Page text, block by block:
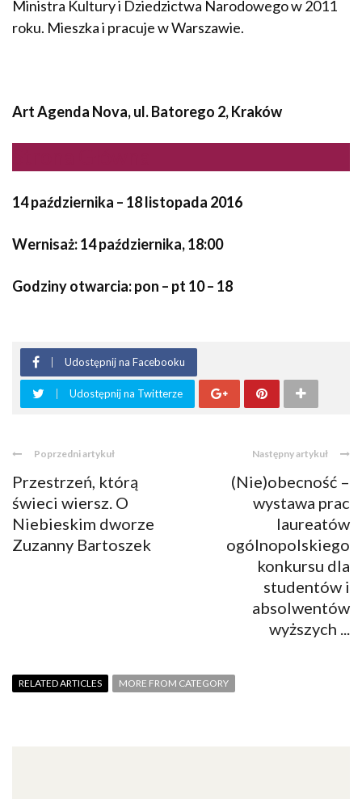
Ministra Kultury i Dziedzictwa Narodowego w 2011
roku. Mieszka i pracuje w Warszawie.
Art Agenda Nova, ul. Batorego 2, Kraków
14 października – 18 listopada 2016
Wernisaż: 14 października, 18:00
Godziny otwarcia: pon – pt 10 – 18
Udostępnij na Facebooku
Udostępnij na Twitterze
Poprzedni artykuł
Przestrzeń, którą
świeci wiersz. O
Niebieskim dworze
Zuzanny Bartoszek
Następny artykuł
(Nie)obecność –
wystawa prac
laureatów
ogólnopolskiego
konkursu dla
studentów i
absolwentów
wyższych ...
RELATED ARTICLES MORE FROM CATEGORY